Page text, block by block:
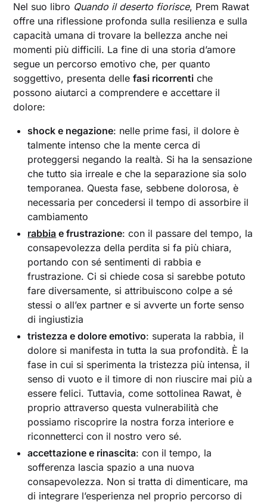
Nel suo libro Quando il deserto fiorisce, Prem Rawat
offre una riflessione profonda sulla resilienza e sulla
capacità umana di trovare la bellezza anche nei
momenti più difficili. La fine di una storia d’amore
segue un percorso emotivo che, per quanto
soggettivo, presenta dellefasi ricorrenti che
possono aiutarci a comprendere e accettare il
dolore:
shock e negazione: nelle prime fasi, il dolore è
talmente intenso che la mente cerca di
proteggersi negando la realtà. Si ha la sensazione
che tutto sia irreale e che la separazione sia solo
temporanea. Questa fase, sebbene dolorosa, è
necessaria per concedersi il tempo di assorbire il
cambiamento
rabbia e frustrazione: con il passare del tempo, la
consapevolezza della perdita si fa più chiara,
portando con sé sentimenti di rabbia e
frustrazione. Ci si chiede cosa si sarebbe potuto
fare diversamente, si attribuiscono colpe a sé
stessi o all’ex partner e si avverte un forte senso
di ingiustizia
tristezza e dolore emotivo: superata la rabbia, il
dolore si manifesta in tutta la sua profondità. È la
fase in cui si sperimenta la tristezza più intensa, il
senso di vuoto e il timore di non riuscire mai più a
essere felici. Tuttavia, come sottolinea Rawat, è
proprio attraverso questa vulnerabilità che
possiamo riscoprire la nostra forza interiore e
riconnetterci con il nostro vero sé.
accettazione e rinascita: con il tempo, la
sofferenza lascia spazio a una nuova
consapevolezza. Non si tratta di dimenticare, ma
di integrare l’esperienza nel proprio percorso di